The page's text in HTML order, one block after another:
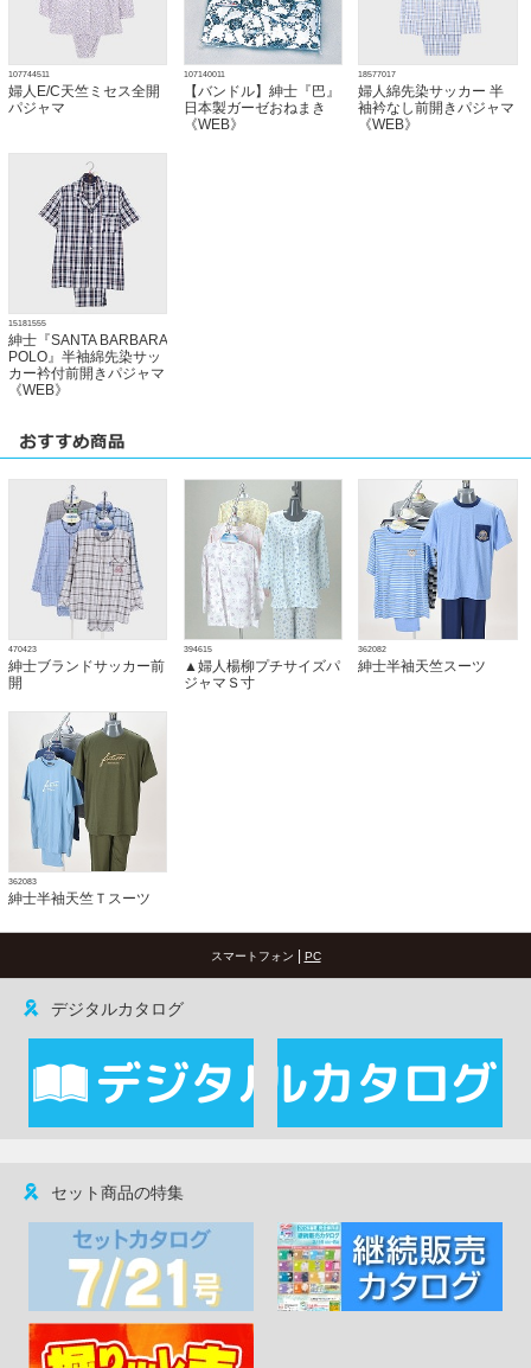
107744511
婦人E/C天竺ミセス全開
パジャマ
107140011
【バンドル】紳士『巴』
日本製ガーゼおねまき
《WEB》
18577017
婦人綿先染サッカー 半
袖衿なし前開きパジャマ
《WEB》
15181555
紳士『SANTA BARBARA
POLO』半袖綿先染サッ
カー衿付前開きパジャマ
《WEB》
470423
紳士ブランドサッカー前
開
394615
▲婦人楊柳プチサイズパ
ジャマＳ寸
362082
紳士半袖天竺スーツ
362083
紳士半袖天竺Ｔスーツ
スマートフォン PC
デジタルカタログ
セット商品の特集